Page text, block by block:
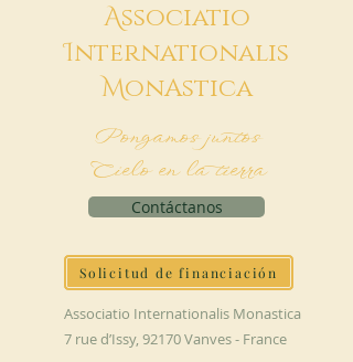
Associatio
Internationalis
MonAstica
Pongamos juntos
Cielo en la tierra
Contáctanos
Solicitud de financiación
Associatio Internationalis Monastica
7 rue d’Issy, 92170 Vanves - France